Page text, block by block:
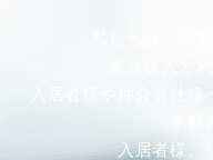
入居者様や仲介会社
入居者様、